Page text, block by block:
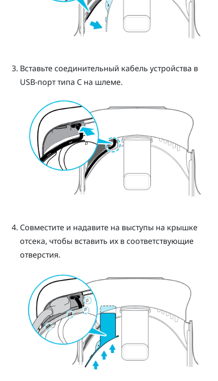
Вставьте соединительный кабель устройства в
USB-порт типа C на шлеме.
Совместите и надавите на выступы на крышке
отсека, чтобы вставить их в соответствующие
отверстия.